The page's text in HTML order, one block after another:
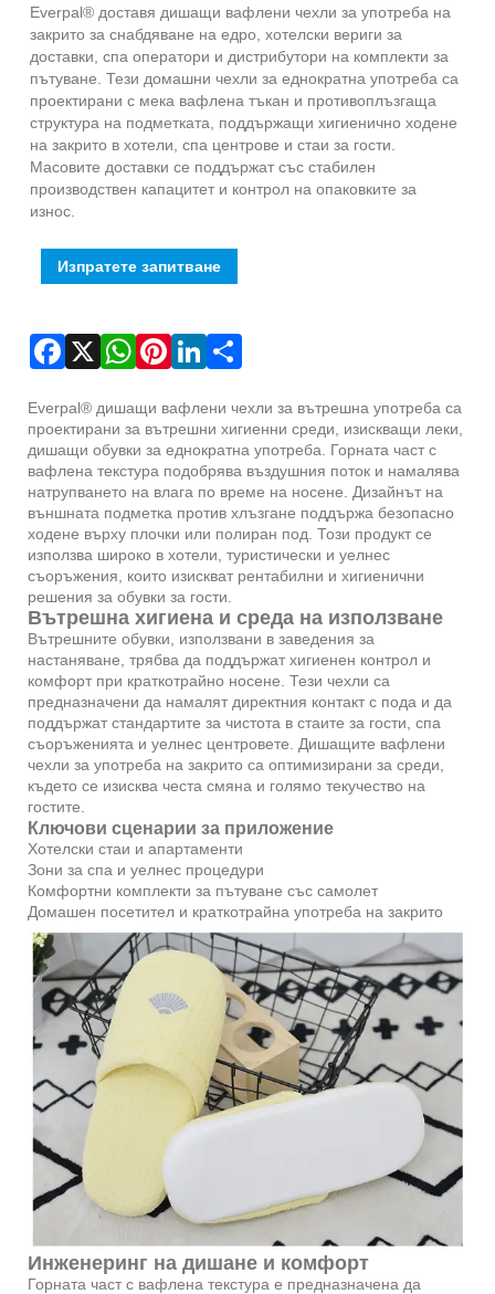
Everpal® доставя дишащи вафлени чехли за употреба на
закрито за снабдяване на едро, хотелски вериги за
доставки, спа оператори и дистрибутори на комплекти за
пътуване. Тези домашни чехли за еднократна употреба са
проектирани с мека вафлена тъкан и противоплъзгаща
структура на подметката, поддържащи хигиенично ходене
на закрито в хотели, спа центрове и стаи за гости.
Масовите доставки се поддържат със стабилен
производствен капацитет и контрол на опаковките за
износ.
Изпратете запитване
Everpal® дишащи вафлени чехли за вътрешна употреба са
проектирани за вътрешни хигиенни среди, изискващи леки,
дишащи обувки за еднократна употреба. Горната част с
вафлена текстура подобрява въздушния поток и намалява
натрупването на влага по време на носене. Дизайнът на
външната подметка против хлъзгане поддържа безопасно
ходене върху плочки или полиран под. Този продукт се
използва широко в хотели, туристически и уелнес
съоръжения, които изискват рентабилни и хигиенични
решения за обувки за гости.
Вътрешна хигиена и среда на използване
Вътрешните обувки, използвани в заведения за
настаняване, трябва да поддържат хигиенен контрол и
комфорт при краткотрайно носене. Тези чехли са
предназначени да намалят директния контакт с пода и да
поддържат стандартите за чистота в стаите за гости, спа
съоръженията и уелнес центровете. Дишащите вафлени
чехли за употреба на закрито са оптимизирани за среди,
където се изисква честа смяна и голямо текучество на
гостите.
Ключови сценарии за приложение
Хотелски стаи и апартаменти
Зони за спа и уелнес процедури
Комфортни комплекти за пътуване със самолет
Домашен посетител и краткотрайна употреба на закрито
Инженеринг на дишане и комфорт
Горната част с вафлена текстура е предназначена да